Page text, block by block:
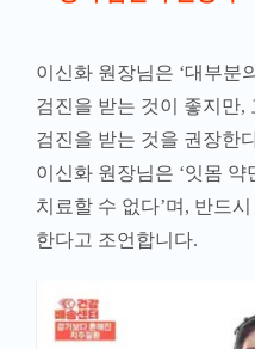
이신화 원장님은 ‘대부분
검진을 받는 것이 좋지만,
검진을 받는 것을 권장한
이신화 원장님은 ‘잇몸
치료할 수 없다’며, 반드
한다고 조언합니다.